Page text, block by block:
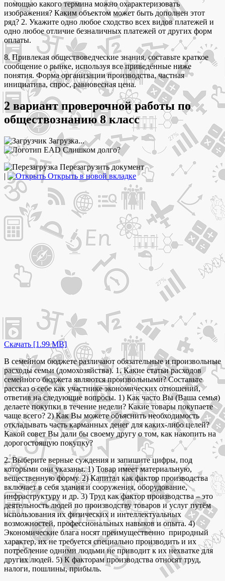
помощью какого термина можно охарактеризовать
изображения? Каким объектом может быть дополнен этот
ряд? 2. Укажите одно любое сходство всех видов платежей и
одно любое отличие безналичных платежей от других форм
оплаты.
8. Привлекая обществоведческие знания, составьте краткое
сообщение о рынке, используя все приведённые ниже
понятия. Форма организации производства, частная
инициатива, спрос, равновесная цена.
2 вариант проверочной работы по
обществознанию 8 класс
Загрузка...
Слишком долго?
Перезагрузить документ
|
Открыть в новой вкладке
Скачать [1.99 MB]
В семейном бюджете различают обязательные и произвольные
расходы семьи (домохозяйства). 1. Какие статьи расходов
семейного бюджета являются произвольными? Составьте
рассказ о себе как участнике экономических отношений,
ответив на следующие вопросы. 1) Как часто Вы (Ваша семья)
делаете покупки в течение недели? Какие товары покупаете
чаще всего? 2) Как Вы можете объяснить необходимость
откладывать часть карманных денег для каких-либо целей?
Какой совет Вы дали бы своему другу о том, как накопить на
дорогостоящую покупку?
2. Выберите верные суждения и запишите цифры, под
которыми они указаны. 1) Товар имеет материальную,
вещественную форму. 2) Капитал как фактор производства
включает в себя здания и сооружения, оборудование,
инфраструктуру и др. 3) Труд как фактор производства – это
деятельность людей по производству товаров и услуг путём
использования их физических и интеллектуальных
возможностей, профессиональных навыков и опыта. 4)
Экономические блага носят преимущественно природный
характер, их не требуется специально производить и их
потребление одними людьми не приводит к их нехватке для
других людей. 5) К факторам производства относят труд,
налоги, пошлины, прибыль.